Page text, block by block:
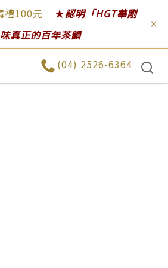
禮100元 ★認明「HGT華剛
真正的百年茶韻
(04) 2526-6364